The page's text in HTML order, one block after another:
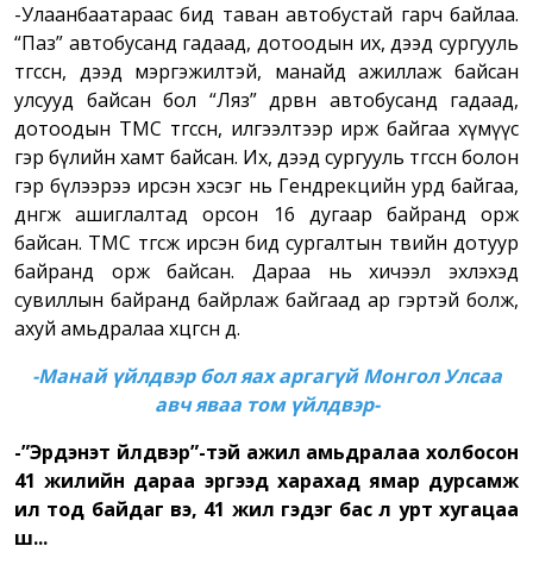
-Улаанбаатараас бид таван автобустай гарч байлаа.
“Паз” автобусанд гадаад, дотоодын их, дээд сургууль
төгссөн, дээд мэргэжилтэй, манайд ажиллаж байсан
улсууд байсан бол “Ляз” дөрвөн автобусанд гадаад,
дотоодын ТМС төгссөн, илгээлтээр ирж байгаа хүмүүс
гэр бүлийн хамт байсан. Их, дээд сургууль төгссөн болон
гэр бүлээрээ ирсэн хэсэг нь Гендрекцийн урд байгаа,
дөнгөж ашиглалтад орсон 16 дугаар байранд орж
байсан. ТМС төгсөж ирсэн бид сургалтын төвийн дотуур
байранд орж байсан. Дараа нь хичээл эхлэхэд
сувиллын байранд байрлаж байгаад ар гэртэй болж,
ахуй амьдралаа хөөцгөөсөн дөө.
-Манай үйлдвэр бол яах аргагүй Монгол Улсаа
авч яваа том үйлдвэр-
-”Эрдэнэт үйлдвэр”-тэй ажил амьдралаа холбосон
41 жилийн дараа эргээд харахад ямар дурсамж
илүү тод байдаг вэ, 41 жил гэдэг бас л урт хугацаа
шүү...